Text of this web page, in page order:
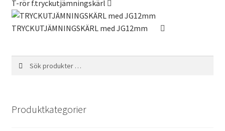
T-rör f.tryckutjämningskärl
TRYCKUTJÄMNINGSKÄRL med JG12mm
Produktkategorier